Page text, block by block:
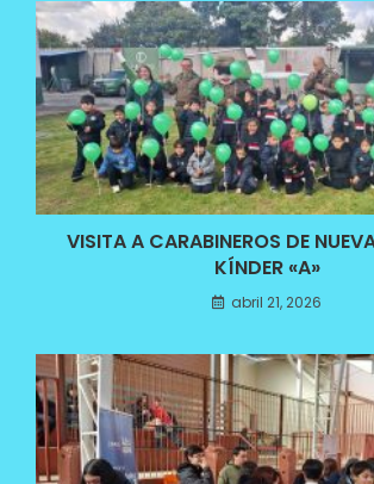
VISITA A CARABINEROS DE
KÍNDER «A»
abril 21, 2026